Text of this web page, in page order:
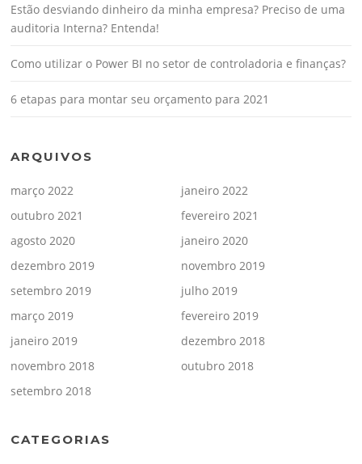
Estão desviando dinheiro da minha empresa? Preciso de uma
auditoria Interna? Entenda!
Como utilizar o Power BI no setor de controladoria e finanças?
6 etapas para montar seu orçamento para 2021
ARQUIVOS
março 2022
janeiro 2022
outubro 2021
fevereiro 2021
agosto 2020
janeiro 2020
dezembro 2019
novembro 2019
setembro 2019
julho 2019
março 2019
fevereiro 2019
janeiro 2019
dezembro 2018
novembro 2018
outubro 2018
setembro 2018
CATEGORIAS